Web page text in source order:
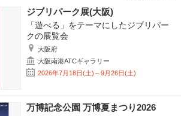
ジブリパーク展(大阪)
「遊べる」をテーマにしたジブリパー
クの展覧会
大阪府
大阪南港ATCギャラリー
2026年7月18日(土)～9月26日(土)
万博記念公園 万博夏まつり2026